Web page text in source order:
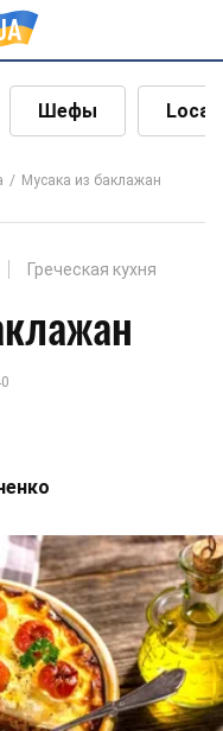
Шефы Local
Мусака из баклажан
Греческая кухня